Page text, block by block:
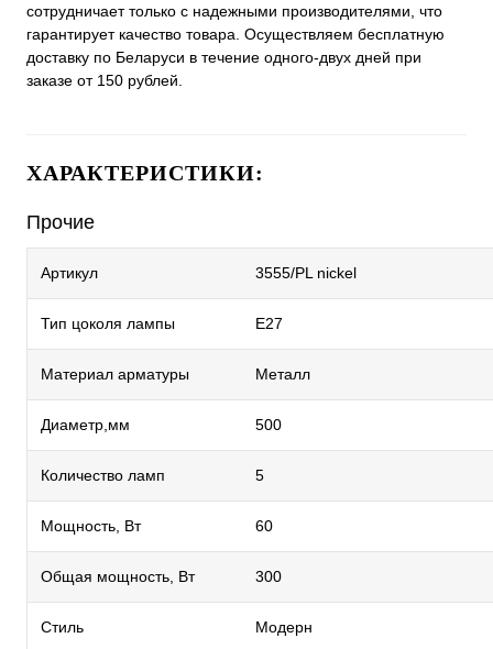
сотрудничает только с надежными производителями, что
гарантирует качество товара. Осуществляем бесплатную
доставку по Беларуси в течение одного-двух дней при
заказе от 150 рублей.
ХАРАКТЕРИСТИКИ:
Прочие
Артикул 3555/PL nickel
Тип цоколя лампы E27
Материал арматуры Металл
Диаметр,мм 500
Количество ламп 5
Мощность, Вт 60
Общая мощность, Вт 300
Стиль Модерн